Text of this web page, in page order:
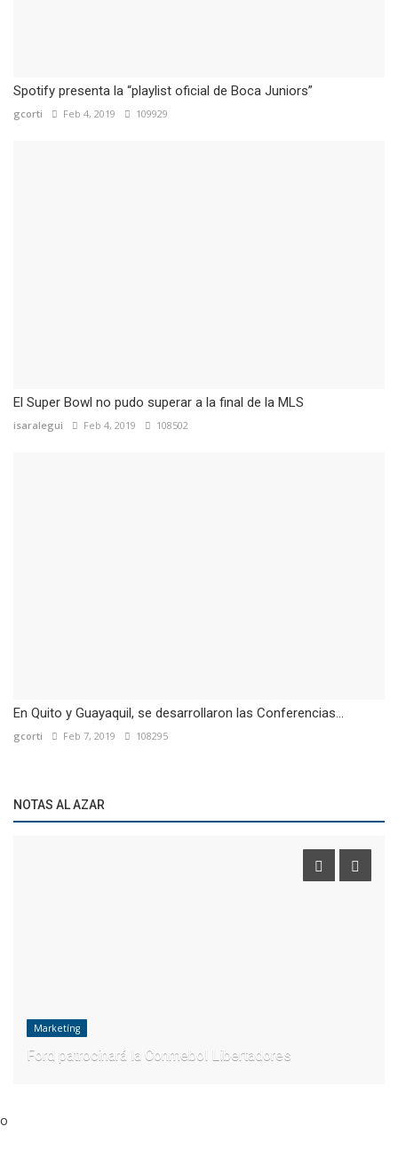
Spotify presenta la “playlist oficial de Boca Juniors”
gcorti Feb 4, 2019 109929
El Super Bowl no pudo superar a la final de la MLS
isaralegui Feb 4, 2019 108502
En Quito y Guayaquil, se desarrollaron las Conferencias...
gcorti Feb 7, 2019 108295
NOTAS AL AZAR
Marketíng
Ford patrocinará la Conmebol Libertadores
o